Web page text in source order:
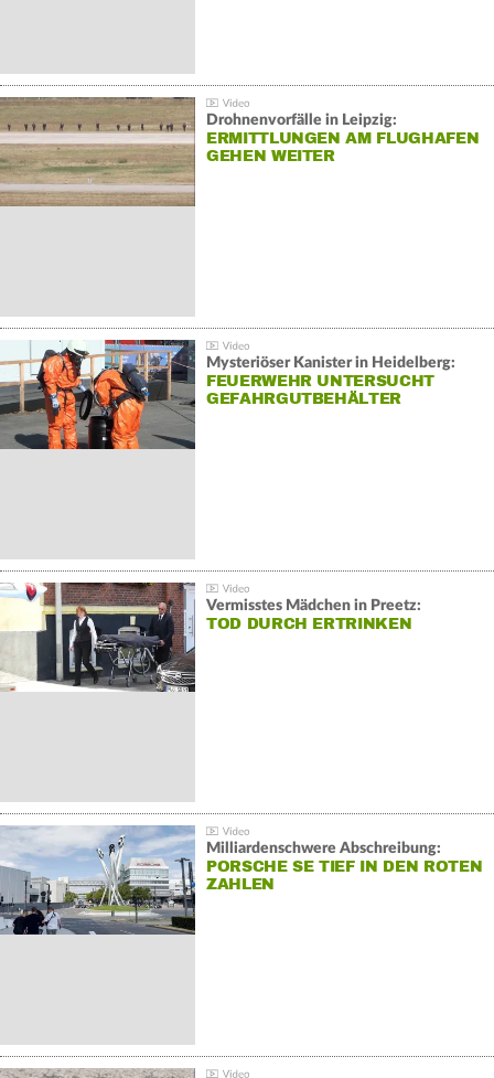
Drohnenvorfälle in Leipzig:
ERMITTLUNGEN AM FLUGHAFEN
GEHEN WEITER
Mysteriöser Kanister in Heidelberg:
FEUERWEHR UNTERSUCHT
GEFAHRGUTBEHÄLTER
Vermisstes Mädchen in Preetz:
TOD DURCH ERTRINKEN
Milliardenschwere Abschreibung:
PORSCHE SE TIEF IN DEN ROTEN
ZAHLEN